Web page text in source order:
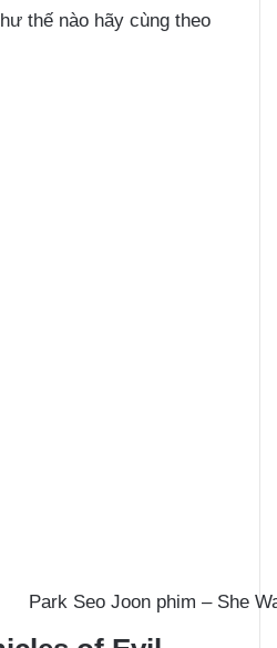
thế nào hãy cùng theo
Park Seo Joon phim – She